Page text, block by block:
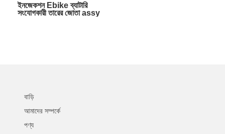
ইনজেকশন Ebike ব্যাটারি
সংযোগকারী তারের জোতা assy
বাড়ি
আমাদের সম্পর্কে
পণ্য